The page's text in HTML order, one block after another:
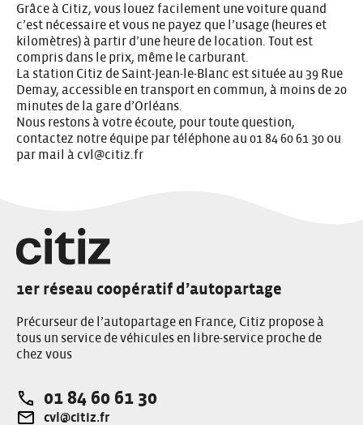
Grâce à Citiz, vous louez facilement une voiture quand
c’est nécessaire et vous ne payez que l’usage (heures et
kilomètres) à partir d’une heure de location. Tout est
compris dans le prix, même le carburant.
La station Citiz de Saint-Jean-le-Blanc est située au 39 Rue
Demay, accessible en transport en commun, à moins de 20
minutes de la gare d’Orléans.
Nous restons à votre écoute, pour toute question,
contactez notre équipe par téléphone au 01 84 60 61 30 ou
par mail à cvl@citiz.fr
1er réseau coopératif d’autopartage
Précurseur de l’autopartage en France, Citiz propose à
tous un service de véhicules en libre-service proche de
chez vous
Téléphone:
01 84 60 61 30
cvl@citiz.fr